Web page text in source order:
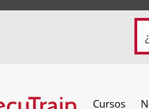
Cursos